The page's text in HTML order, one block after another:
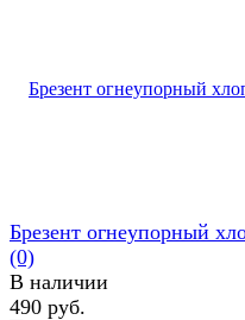
Брезент огнеупорный
(0)
В наличии
490 руб.